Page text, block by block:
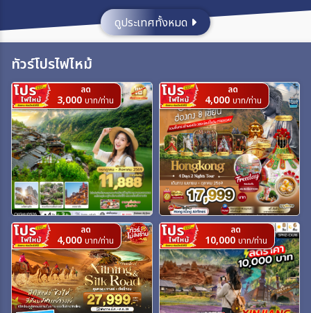
สายการบิน
ตั้งแต่วันที่
ถึงวันที่
เฉพาะเดือน
เฉพาะเทศกาล
ดูประเทศทั้งหมด
ทัวร์โปรไฟไหม้
ลด
3,000 บาท/ท่าน
ลด
4,000 บาท/ท่าน
ลด
4,000 บาท/ท่าน
ลด
10,000 บาท/ท่าน